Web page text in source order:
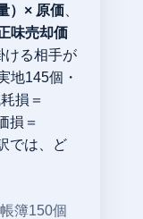
）× 原価
味売却価
ける相手が
地145個・
損＝
損＝
では、ど
簿150個